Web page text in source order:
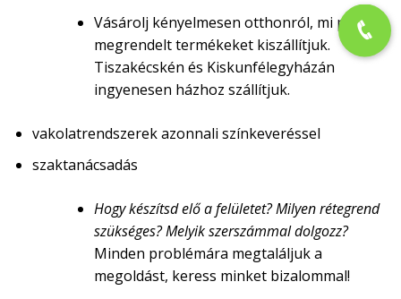
Vásárolj kényelmesen otthonról, mi pedig a
megrendelt termékeket kiszállítjuk.
Tiszakécskén és Kiskunfélegyházán
ingyenesen házhoz szállítjuk.
vakolatrendszerek azonnali színkeveréssel
szaktanácsadás
Hogy készítsd elő a felületet? Milyen rétegrend
szükséges? Melyik szerszámmal dolgozz?
Minden problémára megtaláljuk a
megoldást, keress minket bizalommal!